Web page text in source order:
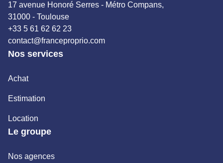
17 avenue Honoré Serres - Métro Compans,
31000 - Toulouse
+33 5 61 62 62 23
contact@franceproprio.com
Nos services
Achat
Estimation
Location
Le groupe
Nos agences